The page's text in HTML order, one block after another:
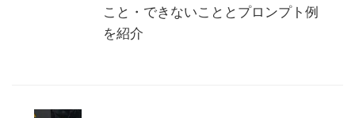
こと・できないこととプロンプト例
を紹介